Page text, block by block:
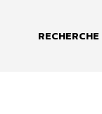
RECHERCHE